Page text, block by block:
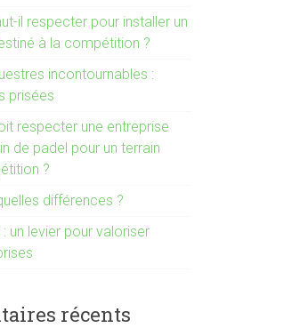
il respecter pour installer un
à la compétition ?
incontournables :
prisées
respecter une entreprise
de padel pour un terrain
?
différences ?
un levier pour valoriser
récents